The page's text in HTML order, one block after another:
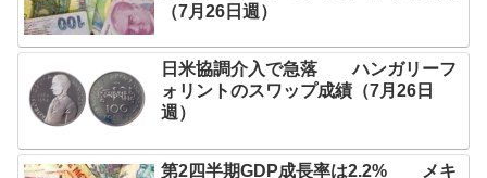
（7月26日週）
日米協調介入で急落 ハンガリーフ
ォリントのスワップ成績（7月26日
週）
第2四半期GDP成長率は2.2% メキ